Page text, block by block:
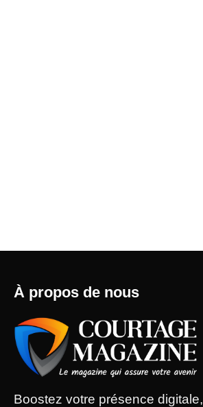
À propos de nous
Boostez votre présence digitale,